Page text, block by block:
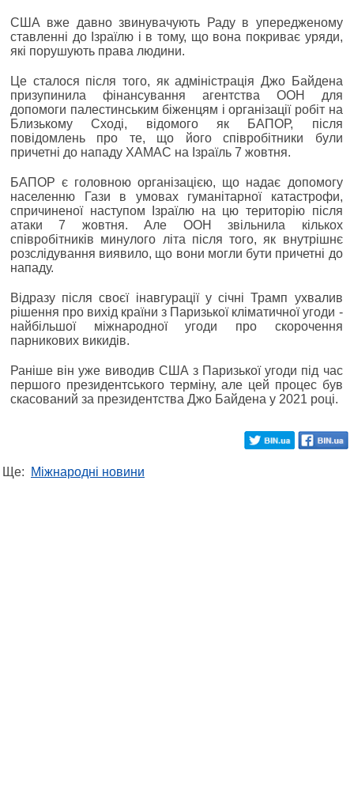
США вже давно звинувачують Раду в упередженому
ставленні до Ізраїлю і в тому, що вона покриває уряди,
які порушують права людини.
Це сталося після того, як адміністрація Джо Байдена
призупинила фінансування агентства ООН для
допомоги палестинським біженцям і організації робіт на
Близькому Сході, відомого як БАПОР, після
повідомлень про те, що його співробітники були
причетні до нападу ХАМАС на Ізраїль 7 жовтня.
БАПОР є головною організацією, що надає допомогу
населенню Гази в умовах гуманітарної катастрофи,
спричиненої наступом Ізраїлю на цю територію після
атаки 7 жовтня. Але ООН звільнила кількох
співробітників минулого літа після того, як внутрішнє
розслідування виявило, що вони могли бути причетні до
нападу.
Відразу після своєї інавгурації у січні Трамп ухвалив
рішення про вихід країни з Паризької кліматичної угоди -
найбільшої міжнародної угоди про скорочення
парникових викидів.
Раніше він уже виводив США з Паризької угоди під час
першого президентського терміну, але цей процес був
скасований за президентства Джо Байдена у 2021 році.
Ще: Міжнародні новини